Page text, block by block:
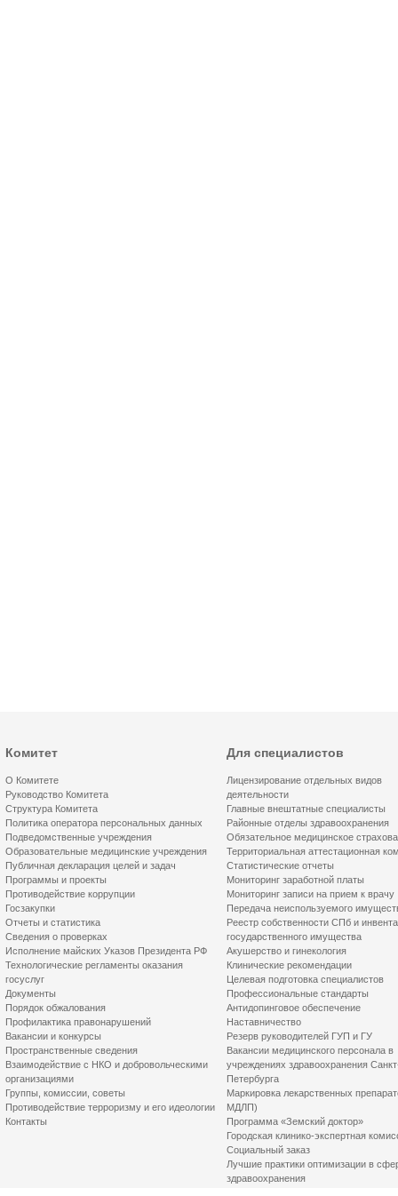
Комитет
О Комитете
Руководство Комитета
Структура Комитета
Политика оператора персональных данных
Подведомственные учреждения
Образовательные медицинские учреждения
Публичная декларация целей и задач
Программы и проекты
Противодействие коррупции
Госзакупки
Отчеты и статистика
Сведения о проверках
Исполнение майских Указов Президента РФ
Технологические регламенты оказания
госуслуг
Документы
Порядок обжалования
Профилактика правонарушений
Вакансии и конкурсы
Пространственные сведения
Взаимодействие с НКО и добровольческими
организациями
Группы, комиссии, советы
Противодействие терроризму и его идеологии
Контакты
Для специалистов
Лицензирование отдельных видов
деятельности
Главные внештатные специалисты
Районные отделы здравоохранения
Обязательное медицинское
Территориальная аттестационная
Статистические отчеты
Мониторинг заработной платы
Мониторинг записи на прием к врачу
Передача неиспользуемого
Реестр собственности СПб и
государственного имущества
Акушерство и гинекология
Клинические рекомендации
Целевая подготовка специалистов
Профессиональные стандарты
Антидопинговое обеспечение
Наставничество
Резерв руководителей ГУП и ГУ
Вакансии медицинского персонала в
учреждениях здравоохранения
Петербурга
Маркировка лекарственных
МДЛП)
Программа «Земский доктор»
Городская клинико-экспертная
Социальный заказ
Лучшие практики оптимизации в
здравоохранения